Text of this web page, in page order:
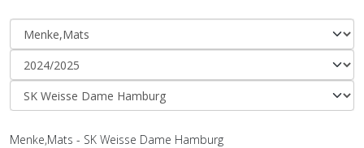
Menke,Mats - SK Weisse Dame Hamburg